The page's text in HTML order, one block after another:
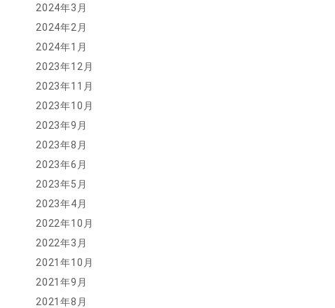
2024年3月
2024年2月
2024年1月
2023年12月
2023年11月
2023年10月
2023年9月
2023年8月
2023年6月
2023年5月
2023年4月
2022年10月
2022年3月
2021年10月
2021年9月
2021年8月